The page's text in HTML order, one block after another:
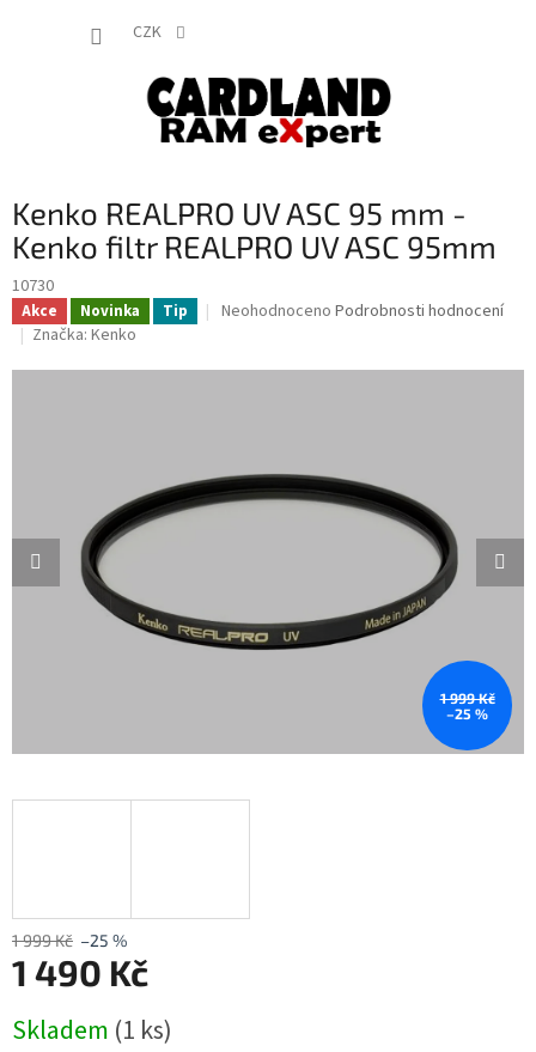
CZK
Kenko REALPRO UV ASC 95 mm -
Kenko filtr REALPRO UV ASC 95mm
10730
Akce Novinka Tip
Průměrné
je
hvězdiček.
Neohodnoceno Podrobnosti hodnocení
Značka: Kenko
1 999 Kč
–25 %
1 999 Kč –25 %
1 490 Kč
cena:
Skladem (1 ks)